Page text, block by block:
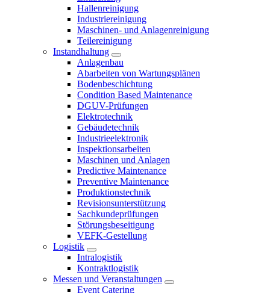
Hallenreinigung
Industriereinigung
Maschinen- und Anlagenreinigung
Teilereinigung
Instandhaltung
Anlagenbau
Abarbeiten von Wartungsplänen
Bodenbeschichtung
Condition Based Maintenance
DGUV-Prüfungen
Elektrotechnik
Gebäudetechnik
Industrieelektronik
Inspektionsarbeiten
Maschinen und Anlagen
Predictive Maintenance
Preventive Maintenance
Produktionstechnik
Revisionsunterstützung
Sachkundeprüfungen
Störungsbeseitigung
VEFK-Gestellung
Logistik
Intralogistik
Kontraktlogistik
Messen und Veranstaltungen
Event Catering